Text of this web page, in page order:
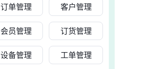
订单管理 客户管理
会员管理 订货管理
设备管理 工单管理